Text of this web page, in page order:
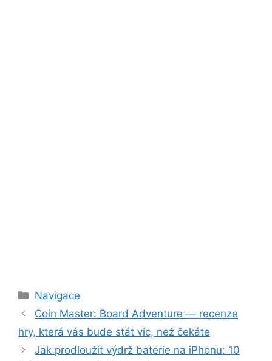
Rubriky
Navigace
Coin Master: Board Adventure — recenze
hry, která vás bude stát víc, než čekáte
Jak prodloužit výdrž baterie na iPhonu: 10